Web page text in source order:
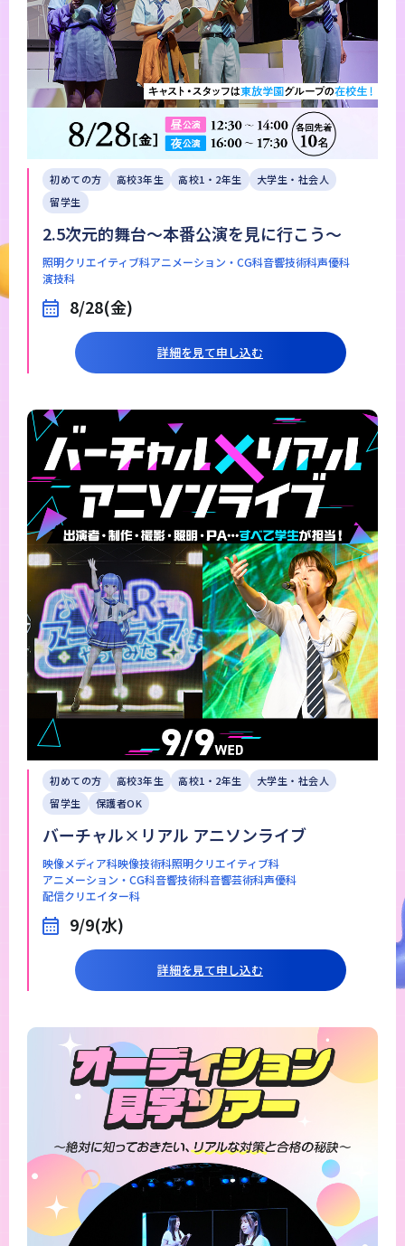
初めての方 高校3年生 高校1・2年生
大学生・社会人
留学生
2.5次元的舞台～本番公演を見に行こう～
照明クリエイティブ科アニメーション・CG科音響技術科声優科
演技科
8/28(金)
詳細を見て申し込む
初めての方 高校3年生 高校1・2年生
大学生・社会人
留学生
保護者OK
バーチャル×リアル アニソンライブ
映像メディア科映像技術科照明クリエイティブ科
アニメーション・CG科音響技術科音響芸術科声優科
配信クリエイター科
9/9(水)
詳細を見て申し込む